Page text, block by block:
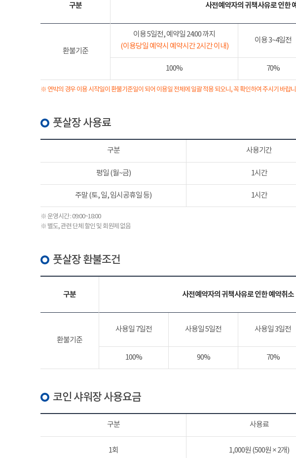
구분 사전예약자의 귀책사유로 인한
환불기준
이용 5일전, 예약일 24:00 까지
(이용당일 예약시 예약시간 2시간 이내)
이용 3~4일전
100% 70%
※ 연박의 경우 이용 시작일이 환불기준일이 되어 이용일 전체에 일괄 적용 되오니, 꼭 확인하여 주시기 바랍
풋살장 사용료
구분 사용기간
평일 (월~금) 1시간
주말 (토, 일, 임시공휴일 등) 1시간
※ 운영시간 : 09:00~18:00
※ 별도, 관련 단체 할인 및 회원제 없음
풋살장 환불조건
구분 사전예약자의 귀책사유로 인한 예약취소
환불기준
사용일 7일전 사용일 5일전 사용일 3일전
100% 90% 70%
코인 샤워장 사용요금
구분 사용료
1회 1,000원 (500원 × 2개)